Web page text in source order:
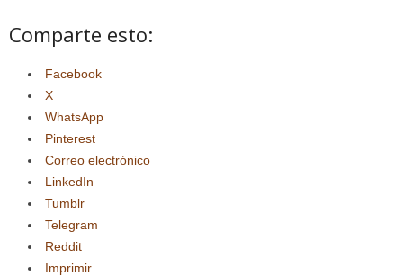
Comparte esto:
Facebook
X
WhatsApp
Pinterest
Correo electrónico
LinkedIn
Tumblr
Telegram
Reddit
Imprimir